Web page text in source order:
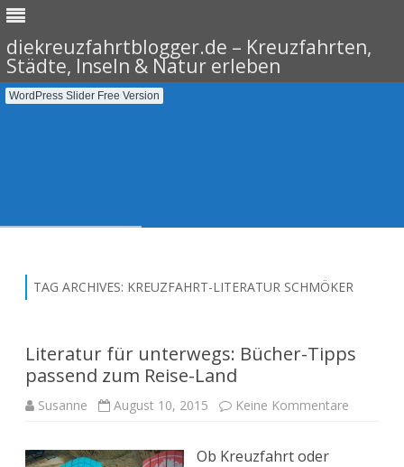
diekreuzfahrtblogger.de – Kreuzfahrten,
Städte, Inseln & Natur erleben
WordPress Slider Free Version
TAG ARCHIVES: KREUZFAHRT-LITERATUR SCHMÖKER
Literatur für unterwegs: Bücher-Tipps
passend zum Reise-Land
Susanne August 10, 2015 Keine Kommentare
Ob Kreuzfahrt oder